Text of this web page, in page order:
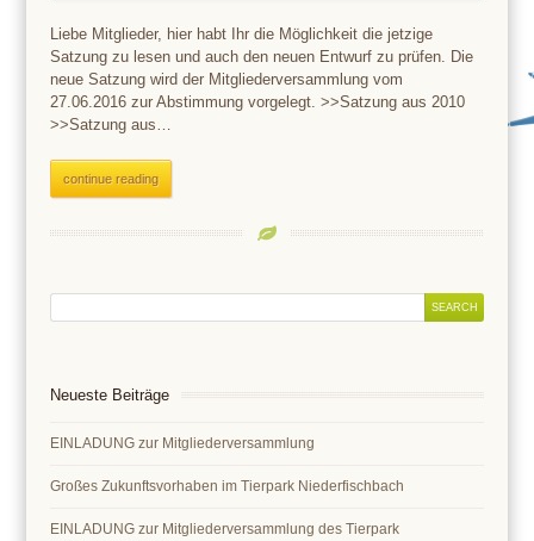
Liebe Mitglieder, hier habt Ihr die Möglichkeit die jetzige
Satzung zu lesen und auch den neuen Entwurf zu prüfen. Die
neue Satzung wird der Mitgliederversammlung vom
27.06.2016 zur Abstimmung vorgelegt. >>Satzung aus 2010
>>Satzung aus…
continue reading
Neueste Beiträge
EINLADUNG zur Mitgliederversammlung
Großes Zukunftsvorhaben im Tierpark Niederfischbach
EINLADUNG zur Mitgliederversammlung des Tierpark